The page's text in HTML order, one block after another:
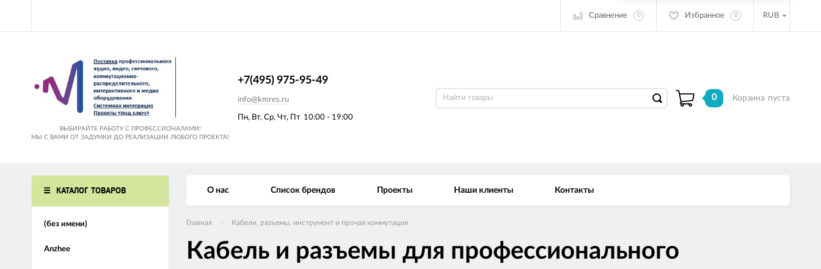
Сравнение 0 Избранное 0 RUB
ВЫБИРАЙТЕ РАБОТУ С ПРОФЕССИОНАЛАМИ!
МЫ С ВАМИ ОТ ЗАДУМКИ ДО РЕАЛИЗАЦИИ ЛЮБОГО ПРОЕКТА!
Пн, Вт, Ср, Чт, Пт 10:00 - 19:00
+7(495) 975-95-49
info@kmres.ru 0 Корзина пуста
КАТАЛОГ ТОВАРОВ
(без имени)
Anzhee
О нас Список брендов Проекты Наши клиенты Контакты
Главная Кабели, разъемы, инструмент и прочая коммутация
Кабель и разъемы для профессионального